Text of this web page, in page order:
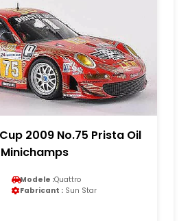
2009 No.75 Prista Oil
Modele :Quattro
Fabricant : Sun Star